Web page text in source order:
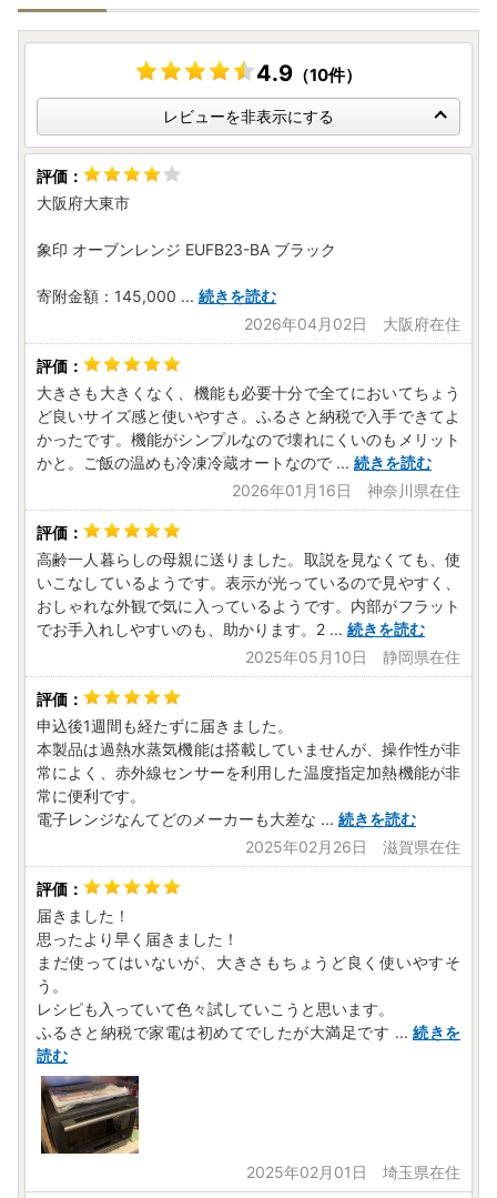
4.9 （10件）
レビューを非表示にする
大阪府大東市
象印 オーブンレンジ EUFB23-BA ブラック
寄附金額：145,000 ... 続きを読む
2026年04月02日 大阪府在住
大きさも大きくなく、機能も必要十分で全てにおいてちょう
ど良いサイズ感と使いやすさ。ふるさと納税で入手できてよ
かったです。機能がシンプルなので壊れにくいのもメリット
かと。ご飯の温めも冷凍冷蔵オートなので ... 続きを読む
2026年01月16日 神奈川県在住
高齢一人暮らしの母親に送りました。取説を見なくても、使
いこなしているようです。表示が光っているので見やすく、
おしゃれな外観で気に入っているようです。内部がフラット
でお手入れしやすいのも、助かります。2 ... 続きを読む
2025年05月10日 静岡県在住
申込後1週間も経たずに届きました。
本製品は過熱水蒸気機能は搭載していませんが、操作性が非
常によく、赤外線センサーを利用した温度指定加熱機能が非
常に便利です。
電子レンジなんてどのメーカーも大差な ... 続きを読む
2025年02月26日 滋賀県在住
届きました！
思ったより早く届きました！
まだ使ってはいないが、大きさもちょうど良く使いやすそ
う。
レシピも入っていて色々試していこうと思います。
ふるさと納税で家電は初めてでしたが大満足です ... 続きを
読む
2025年02月01日 埼玉県在住